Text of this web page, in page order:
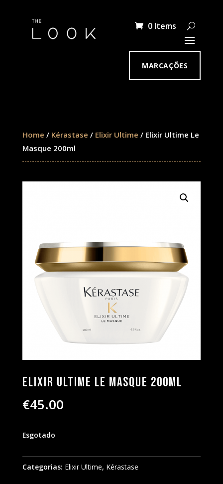
0 Items
MARCAÇÕES
Home / Kérastase / Elixir Ultime / Elixir Ultime Le
Masque 200ml
Elixir Ultime Le Masque 200ml
€45.00
Esgotado
Categorias: Elixir Ultime, Kérastase